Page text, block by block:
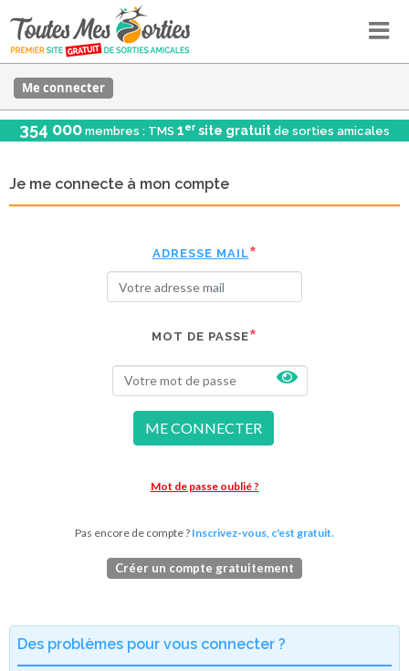
Me connecter
354 000 membres : TMS 1er site gratuit de sorties amicales
Je me connecte à mon compte
ADRESSE MAIL
MOT DE PASSE
ME CONNECTER
Mot de passe oublié ?
Pas encore de compte ? Inscrivez-vous, c'est gratuit.
Créer un compte gratuitement
Des problèmes pour vous connecter ?